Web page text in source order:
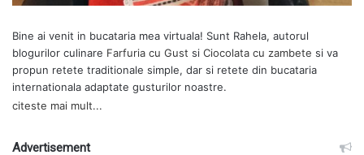
Bine ai venit in bucataria mea virtuala! Sunt Rahela, autorul
blogurilor culinare Farfuria cu Gust si Ciocolata cu zambete si va
propun retete traditionale simple, dar si retete din bucataria
internationala adaptate gusturilor noastre.
citeste mai mult...
Advertisement